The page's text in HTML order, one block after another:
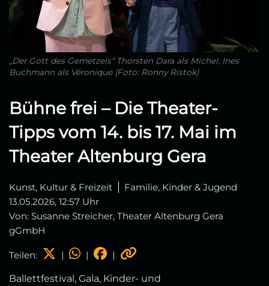
„Der Gott des Gemetzels“ Thorsten Dara als Michel, Ines
Buchmann als Véronique (Foto: Ronny Ristok)
Bühne frei – Die Theater-
Tipps vom 14. bis 17. Mai im
Theater Altenburg Gera
Kunst, Kultur & Freizeit
Familie, Kinder & Jugend
13.05.2026, 12:57 Uhr
Von: Susanne Streicher, Theater Altenburg Gera
gGmbH
Teilen: | | |
Ballettfestival, Gala, Kinder‑ und